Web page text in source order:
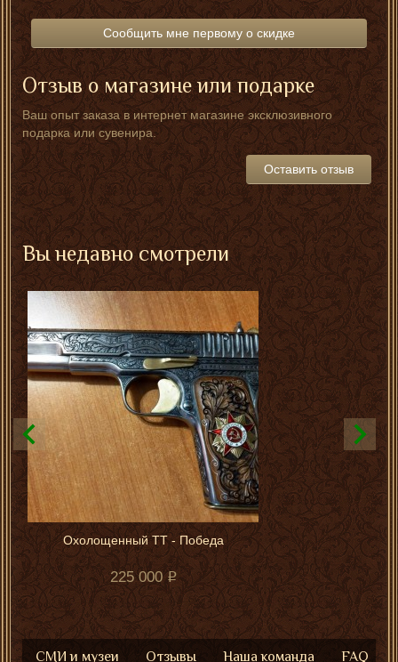
Сообщить мне первому о скидке
Отзыв о магазине или подарке
Ваш опыт заказа в интернет магазине эксклюзивного
подарка или сувенира.
Оставить отзыв
Вы недавно смотрели
Охолощенный ТТ - Победа
225 000
СМИ и музеи Отзывы Наша команда FAQ